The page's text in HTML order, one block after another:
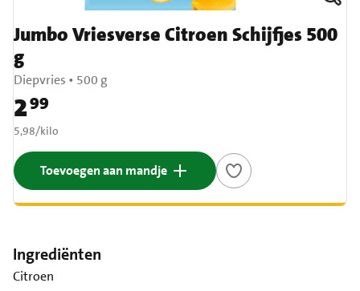
Jumbo Vriesverse Citroen Schijfjes 500
g
Diepvries • 500 g
Prijs: € 2,99
299
€ 5,98 per kilo
5,98/kilo
Toevoegen aan mandje
Ingrediënten
Citroen